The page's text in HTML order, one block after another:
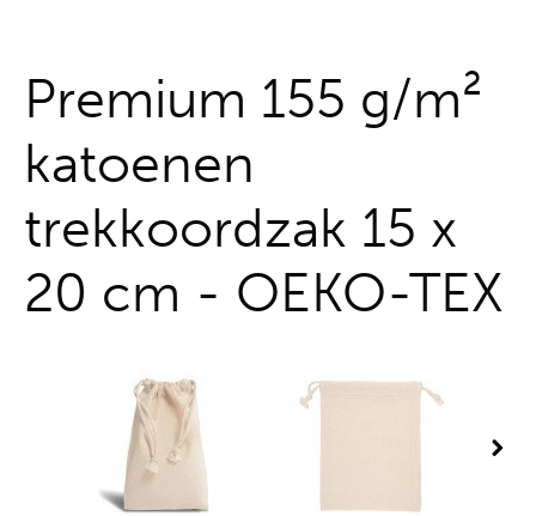
Premium 155 g/m²
katoenen
trekkoordzak 15 x
20 cm - OEKO-TEX